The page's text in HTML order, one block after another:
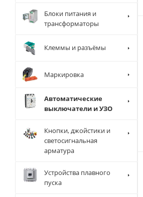
Блоки питания и
трансформаторы
Клеммы и разъёмы
Маркировка
Автоматические
выключатели и УЗО
Кнопки, джойстики и
светосигнальная
арматура
Устройства плавного
пуска